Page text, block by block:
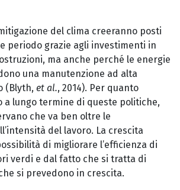
del clima creeranno posti
periodo grazie agli investimenti in
ma anche perché le energie
una manutenzione ad alta
(Blyth, et al., 2014). Per quanto
a lungo termine di queste politiche,
che va ben oltre le
del lavoro. La crescita
di migliorare l’efficienza di
verdi e dal fatto che si tratta di
si prevedono in crescita.